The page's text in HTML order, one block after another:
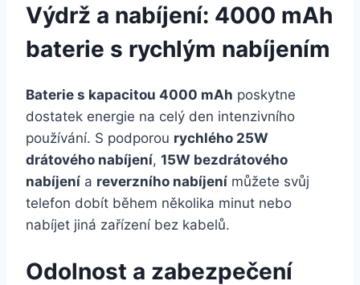
Výdrž a nabíjení: 4000 mAh
baterie s rychlým nabíjením
Baterie s kapacitou 4000 mAh poskytne
dostatek energie na celý den intenzivního
používání. S podporou rychlého 25W
drátového nabíjení, 15W bezdrátového
nabíjení a reverzního nabíjení můžete svůj
telefon dobít během několika minut nebo
nabíjet jiná zařízení bez kabelů.
Odolnost a zabezpečení